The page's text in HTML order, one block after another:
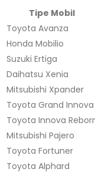
Tipe Mobil
Toyota Avanza
Honda Mobilio
Suzuki Ertiga
Daihatsu Xenia
Mitsubishi Xpander
Toyota Grand Innova
Toyota Innova
Mitsubishi Pajero
Toyota Fortuner
Toyota Alphard